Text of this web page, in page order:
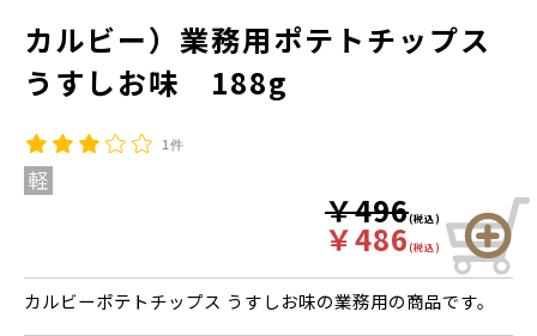
カルビー）業務用ポテトチップス
うすしお味 188g
1件
￥496(税込)
￥486(税込)
カルビーポテトチップス うすしお味の業務用の商品です。